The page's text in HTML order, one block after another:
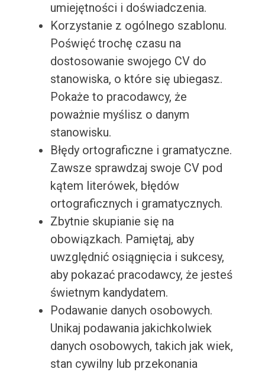
umiejętności i doświadczenia.
Korzystanie z ogólnego szablonu.
Poświęć trochę czasu na
dostosowanie swojego CV do
stanowiska, o które się ubiegasz.
Pokaże to pracodawcy, że
poważnie myślisz o danym
stanowisku.
Błędy ortograficzne i gramatyczne.
Zawsze sprawdzaj swoje CV pod
kątem literówek, błędów
ortograficznych i gramatycznych.
Zbytnie skupianie się na
obowiązkach. Pamiętaj, aby
uwzględnić osiągnięcia i sukcesy,
aby pokazać pracodawcy, że jesteś
świetnym kandydatem.
Podawanie danych osobowych.
Unikaj podawania jakichkolwiek
danych osobowych, takich jak wiek,
stan cywilny lub przekonania